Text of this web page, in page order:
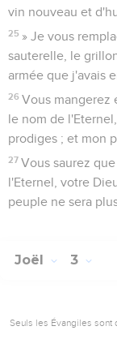
vin nouveau et
25 » Je vous
sauterelle, le
armée que j'avais
26 Vous mangerez
le nom de
prodiges ; et mon
27 Vous saurez
l'Eternel, votre
peuple ne sera
Joël 3
Seuls les Évangiles sont